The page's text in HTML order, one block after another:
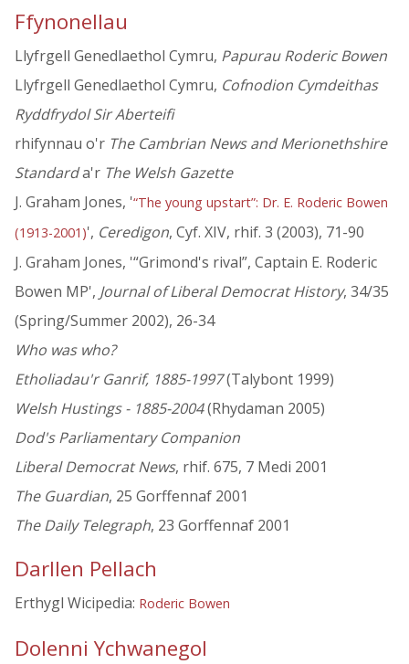
Ffynonellau
Llyfrgell Genedlaethol Cymru, Papurau Roderic Bowen
Llyfrgell Genedlaethol Cymru, Cofnodion Cymdeithas
Ryddfrydol Sir Aberteifi
rhifynnau o'r The Cambrian News and Merionethshire
Standarda'r The Welsh Gazette
J. Graham Jones, '“The young upstart”: Dr. E. Roderic Bowen
(1913-2001)', Ceredigon, Cyf. XIV, rhif. 3 (2003), 71-90
J. Graham Jones, '“Grimond's rival”, Captain E. Roderic
Bowen MP', Journal of Liberal Democrat History, 34/35
(Spring/Summer 2002), 26-34
Who was who?
Etholiadau'r Ganrif, 1885-1997(Talybont 1999)
Welsh Hustings - 1885-2004(Rhydaman 2005)
Dod's Parliamentary Companion
Liberal Democrat News, rhif. 675, 7 Medi 2001
The Guardian, 25 Gorffennaf 2001
The Daily Telegraph, 23 Gorffennaf 2001
Darllen Pellach
Erthygl Wicipedia: Roderic Bowen
Dolenni Ychwanegol